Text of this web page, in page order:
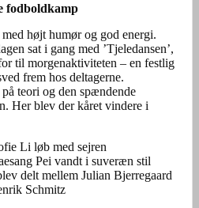
fodboldkamp
højt humør og god energi.
sat i gang med ’Tjeledansen’,
til morgenaktiviteten – en festlig
frem hos deltagerne.
teori og den spændende
Her blev der kåret vindere i
Li løb med sejren
Pei vandt i suveræn stil
delt mellem Julian Bjerregaard
Schmitz